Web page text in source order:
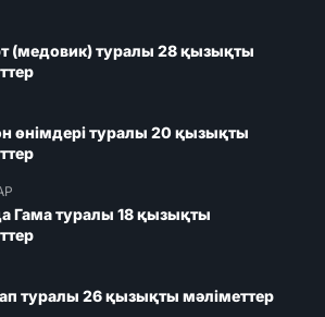
(медовик) туралы 28 қызықты
өнімдері туралы 20 қызықты
Гама туралы 18 қызықты
туралы 26 қызықты мәліметтер